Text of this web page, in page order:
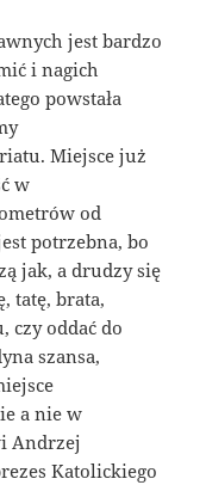
jest bardzo
i nagich
powstała
Miejsce już
w
od
potrzebna, bo
jak, a drudzy się
tatę, brata,
czy oddać do
szansa,
a nie w
Andrzej
Katolickiego